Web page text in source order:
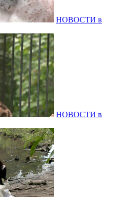
НОВОСТИ в
НОВОСТИ в